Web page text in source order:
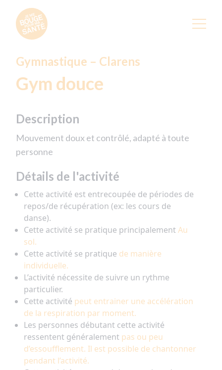
Gymnastique – Clarens
Gym douce
Description
Mouvement doux et contrôlé, adapté à toute
personne
Détails de l'activité
Cette activité est entrecoupée de périodes de
repos/de récupération (ex: les cours de
danse).
Cette activité se pratique principalementAu
sol.
Cette activité se pratique de manière
individuelle.
L’activité nécessite de suivre un rythme
particulier.
Cette activité peut entrainer une accélération
de la respiration par moment.
Les personnes débutant cette activité
ressentent généralement pas ou peu
d’essoufflement. Il est possible de chantonner
pendant l’activité.